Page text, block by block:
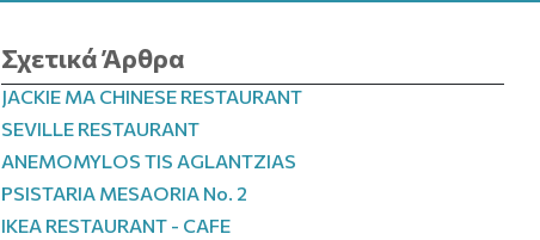
Σχετικά Άρθρα
JACKIE MA CHINESE RESTAURANT
SEVILLE RESTAURANT
ANEMOMYLOS TIS AGLANTZIAS
PSISTARIA MESAORIA No. 2
IKEA RESTAURANT - CAFE